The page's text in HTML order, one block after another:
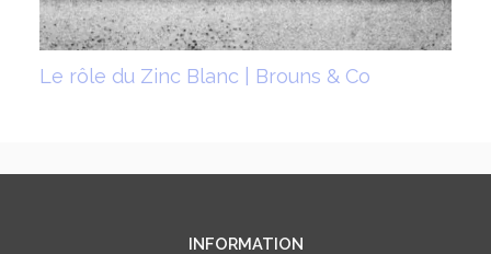
Le rôle du Zinc Blanc | Brouns & Co
INFORMATION